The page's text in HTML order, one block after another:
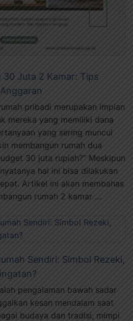
30 Juta 2 Kamar: Tips
pribadi merupakan impian
mereka yang memiliki dana
yang sering muncul
membangun rumah dua
30 juta rupiah?” Meskipun
hal ini bisa dilakukan
Artikel ini akan membahas
rumah 2 kamar …
Sendiri: Simbol Rezeki,
pengalaman bawah sadar
kesan mendalam saat
budaya dan tradisi, mimpi